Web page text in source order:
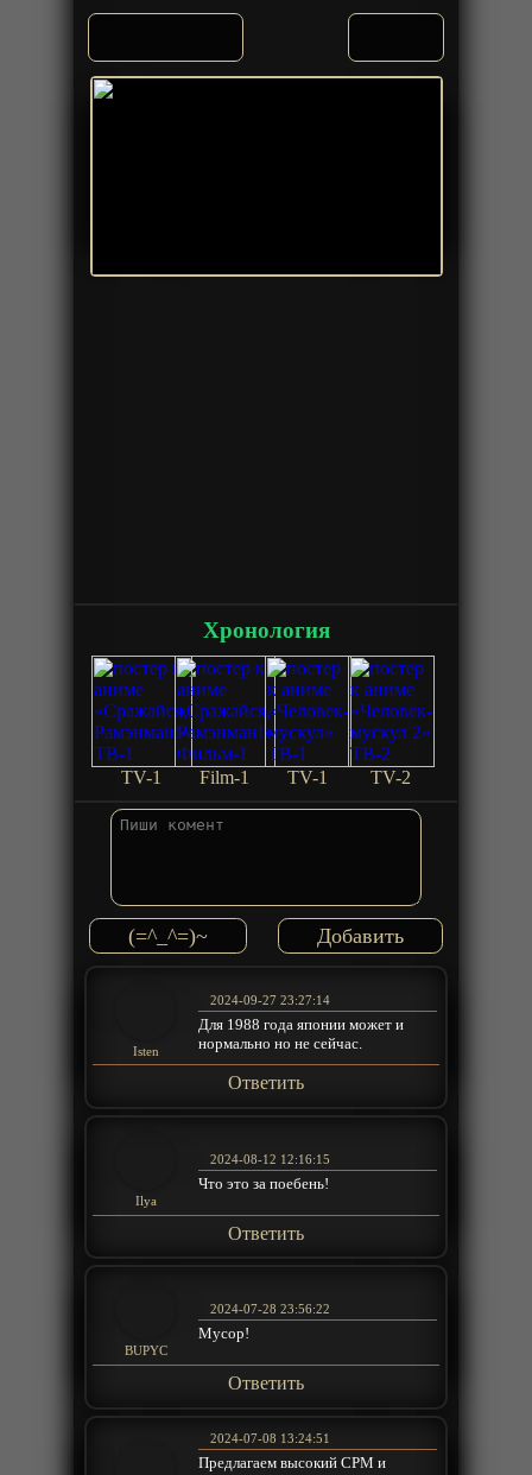
Хронология
TV-1 Film-1 TV-1 TV-2
(=^_^=)~
Isten
2024-09-27 23:27:14
Для 1988 года японии может и
нормально но не сейчас.
Ответить
Ilya
2024-08-12 12:16:15
Что это за поебень!
Ответить
BUPYC
2024-07-28 23:56:22
Мусор!
Ответить
2024-07-08 13:24:51
Предлагаем высокий CPM и